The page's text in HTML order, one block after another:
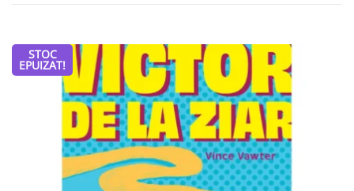
STOC
EPUIZAT!